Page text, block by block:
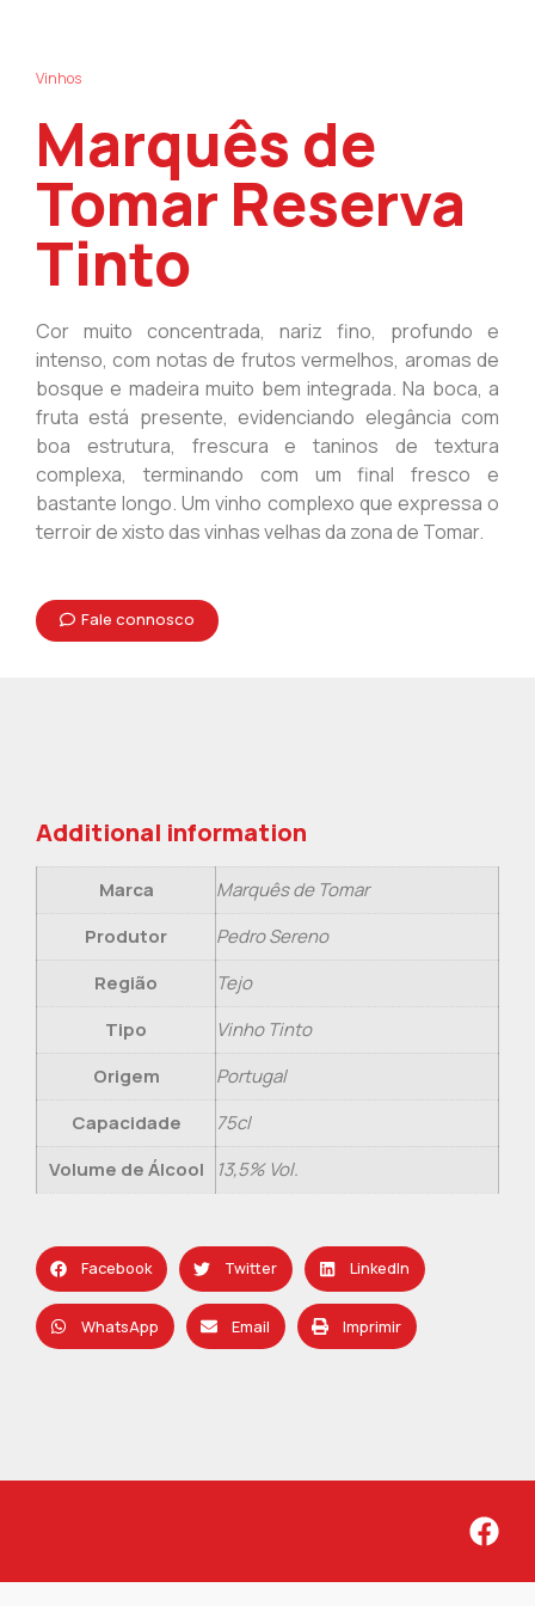
Vinhos
Marquês de
Tomar Reserva
Tinto
Cor muito concentrada, nariz fino, profundo e
intenso, com notas de frutos vermelhos, aromas de
bosque e madeira muito bem integrada. Na boca, a
fruta está presente, evidenciando elegância com
boa estrutura, frescura e taninos de textura
complexa, terminando com um final fresco e
bastante longo. Um vinho complexo que expressa o
terroir de xisto das vinhas velhas da zona de Tomar.
Fale connosco
Additional information
Marca
Marquês de Tomar
Produtor
Pedro Sereno
Região
Tejo
Tipo
Vinho Tinto
Origem
Portugal
Capacidade
75cl
Volume de Álcool
13,5% Vol.
Facebook Twitter LinkedIn
WhatsApp Email Imprimir